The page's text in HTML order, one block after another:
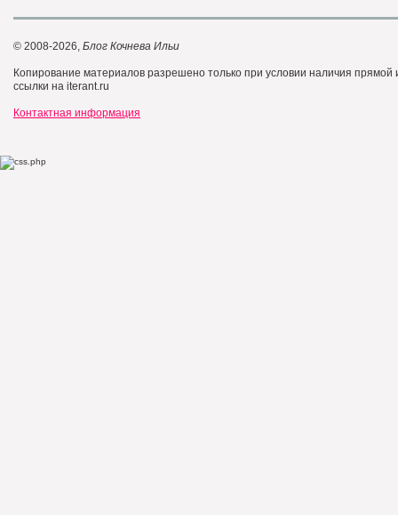
© 2008-2026, Блог Кочнева Ильи
Копирование материалов разрешено только при условии наличия прямой
ссылки на iterant.ru
Контактная информация